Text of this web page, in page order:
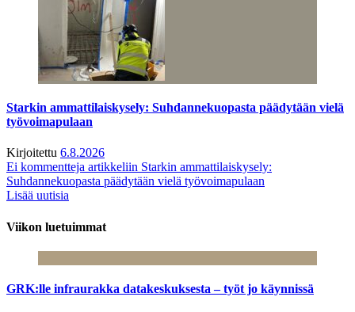
Starkin ammattilaiskysely: Suhdannekuopasta päädytään vielä
työvoimapulaan
Kirjoitettu 6.8.2026
Ei kommentteja artikkeliin Starkin ammattilaiskysely:
Suhdannekuopasta päädytään vielä työvoimapulaan
Lisää uutisia
Viikon luetuimmat
GRK:lle infraurakka datakeskuksesta – työt jo käynnissä